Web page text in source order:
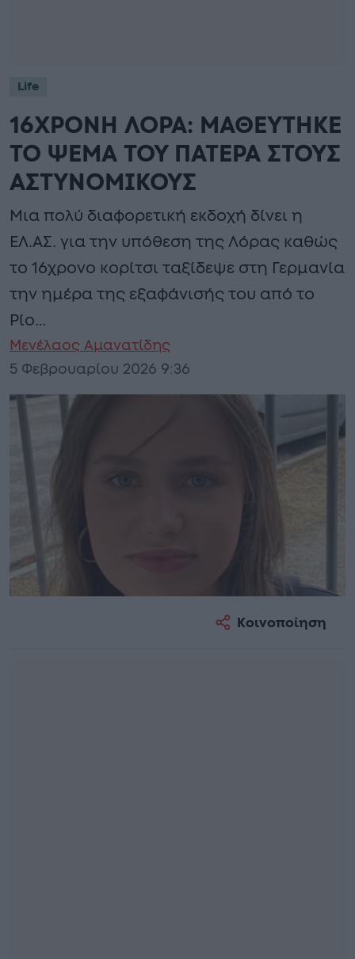
Life
16ΧΡΟΝΗ ΛΟΡΑ: ΜΑΘΕΥΤΗΚΕ
ΤΟ ΨΕΜΑ ΤΟΥ ΠΑΤΕΡΑ ΣΤΟΥΣ
ΑΣΤΥΝΟΜΙΚΟΥΣ
Μια πολύ διαφορετική εκδοχή δίνει η
ΕΛ.ΑΣ. για την υπόθεση της Λόρας καθώς
το 16χρονο κορίτσι ταξίδεψε στη Γερμανία
την ημέρα της εξαφάνισής του από το
Ρίο…
Μενέλαος Αμανατίδης
5 Φεβρουαρίου 2026 9:36
Κοινοποίηση